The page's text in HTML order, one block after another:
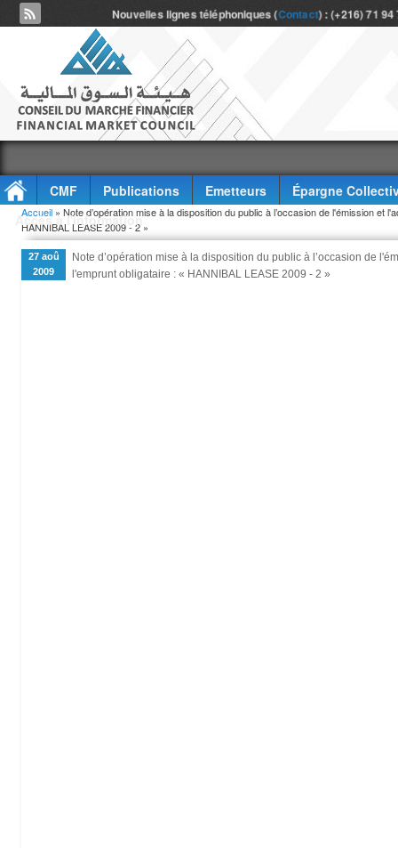
Nouvelles lignes téléphoniques (Contact) : (+216) 71
CMF Publications Emetteurs
Épargne
Accès à l'information
Vous êtes ici
Accueil » Note d’opération mise à la disposition du public à l’occasion de l'émission
HANNIBAL LEASE 2009 - 2 »
27 aoû
2009
Note d’opération mise à la disposition du public à l’occasion de
l'emprunt obligataire : « HANNIBAL LEASE 2009 - 2 »